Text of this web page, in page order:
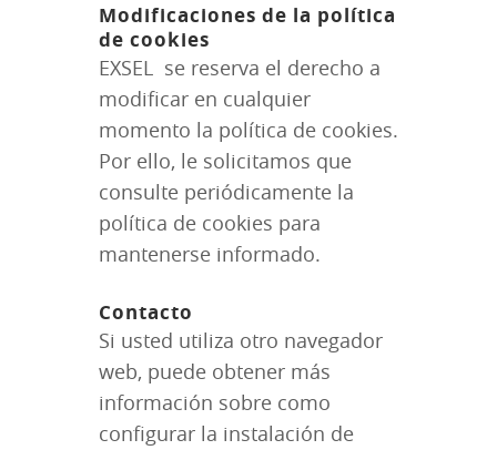
Modificaciones de la política
de cookies
EXSEL se reserva el derecho a
modificar en cualquier
momento la política de cookies.
Por ello, le solicitamos que
consulte periódicamente la
política de cookies para
mantenerse informado.
Contacto
Si usted utiliza otro navegador
web, puede obtener más
información sobre como
configurar la instalación de